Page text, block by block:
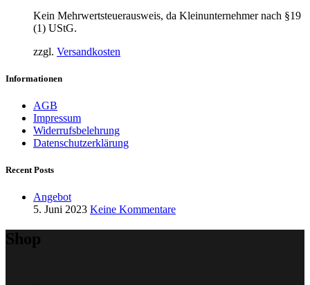
Kein Mehrwertsteuerausweis, da Kleinunternehmer nach §19
(1) UStG.
zzgl. Versandkosten
Informationen
AGB
Impressum
Widerrufsbelehrung
Datenschutzerklärung
Recent Posts
Angebot
5. Juni 2023 Keine Kommentare
Shop